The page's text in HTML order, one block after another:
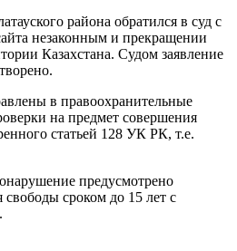
района обратился в суд с
незаконным и прекращении
Казахстана. Судом заявление
в правоохранительные
на предмет совершения
статьей 128 УК РК, т.е.
предусмотрено
сроком до 15 лет с